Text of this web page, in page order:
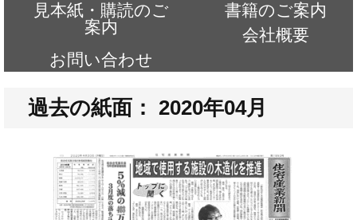
見本紙・購読のご
案内
書籍のご案内
会社概要
お問い合わせ
過去の紙面： 2020年04月